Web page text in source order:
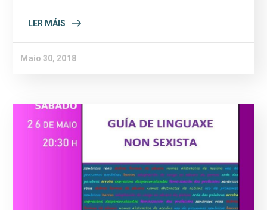
LER MÁIS
Maio 30, 2018